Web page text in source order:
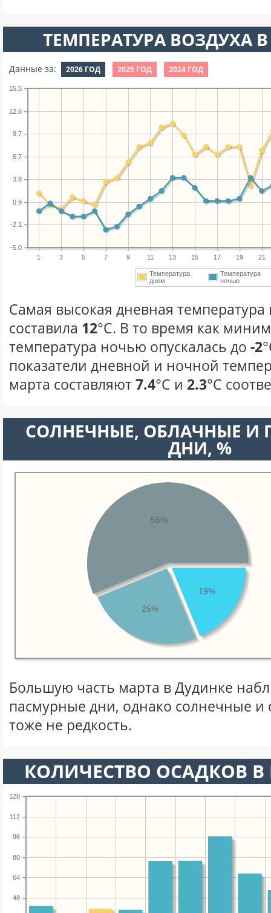
ТЕМПЕРАТУРА ВОЗДУХА В
Данные за: 2026 ГОД 2025 ГОД 2024 ГОД
1 3 5 7 9 11 13 15 17 19 21
-5.0
-2.1
0.9
3.8
6.7
9.7
12.6
15.5
Температура
днем
Температура
ночью
Самая высокая дневная температура
составила 12°С. В то время как
температура ночью опускалась до -2
показатели дневной и ночной
марта составляют7.4°С и 2.3°С
CОЛНЕЧНЫЕ, ОБЛАЧНЫЕ И
ДНИ, %
19%
25%
56%
Большую часть марта в Дудинке
пасмурные дни, однако солнечные
тоже не редкость.
КОЛИЧЕСТВО ОСАДКОВ
48
64
80
96
112
128